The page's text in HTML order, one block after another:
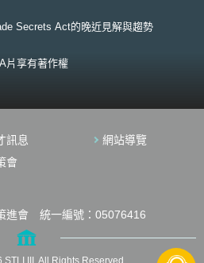
Accountability Act of 1996）等履行相
生後組織之因應作為及是否履行事故通報
則。裁量情形說明如下： 1.若機構已
應作為，其修正重點包含：擴充個人資料
，俾利降低企業法遵成本及法律適用之不
合理豁免條款，以確保資訊透明度；於罰
審酌事故規模及是否履行事故通報義務等
所保有之個人資料，尤應注意新增納管
(2)檢視並強化現有防護機制，確保符合
化通報應變程序；(4)強化教育訓練。此
保持續符合法規要求。 [1] Bill
保民眾安全，欲持續加強醫材品質的風險
，故MHRA近年積極發布更適合英國體質
與預防醫學上達到E化保健與遠程保健等
Secrets Act的晚近見解與趨勢
片享有著作權
訊息
網站導覽
會
進會 統一編號：05076416